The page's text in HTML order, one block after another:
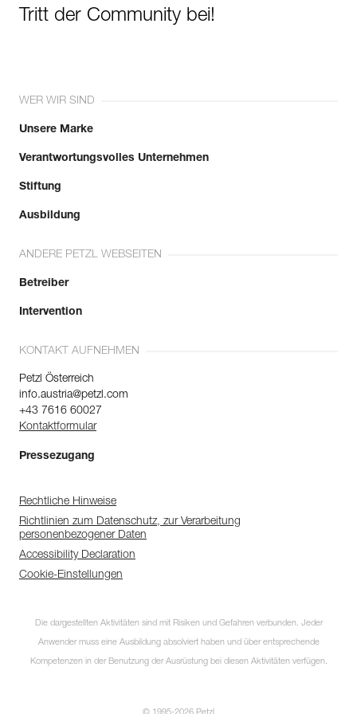
Tritt der Community bei!
WER WIR SIND
Unsere Marke
Verantwortungsvolles Unternehmen
Stiftung
Ausbildung
ANDERE PETZL WEBSEITEN
Betreiber
Intervention
KONTAKT AUFNEHMEN
Petzl Österreich
info.austria@petzl.com
+43 7616 60027
Kontaktformular
Pressezugang
Rechtliche Hinweise
Richtlinien zum Datenschutz, zur Verarbeitung
personenbezogener Daten
Accessibility Declaration
Cookie-Einstellungen
Die dargestellten Aktivitäten sind mit Risiken und Gefahren verbunden. Jeder
Anwender muss eine Ausbildung absolviert haben und über entsprechende
Kompetenzen in der Benutzung der Ausrüstung bei diesen Aktivitäten verfügen.